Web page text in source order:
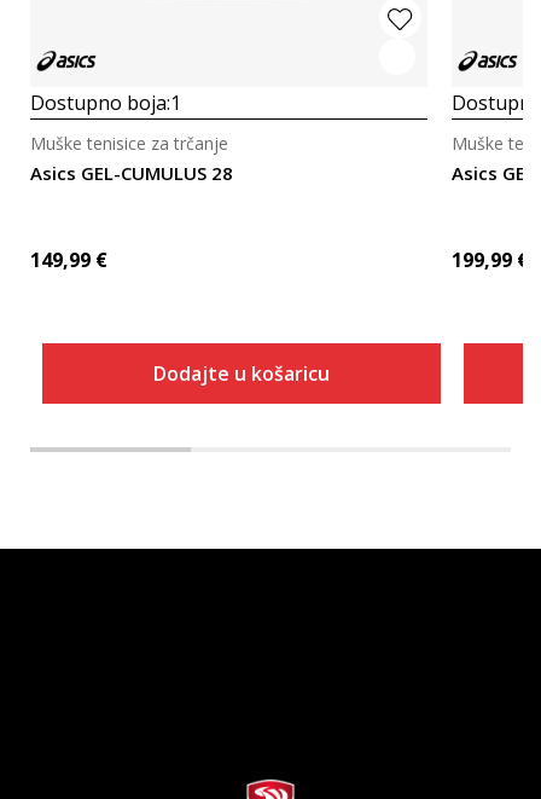
Dostupno boja:1
Asics GEL-CUMULUS 28
Muške tenisice za trčanje
149,99 €
Dodajte u košaricu
Asics
Muške
199,99 €